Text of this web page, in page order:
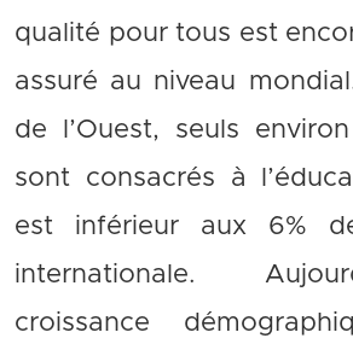
qualité pour tous est
assuré au niveau
de l’Ouest, seuls
sont consacrés à
est inférieur aux 6%
internationale.
croissance